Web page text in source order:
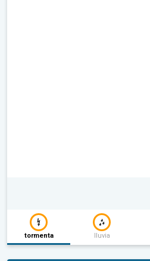
tormenta lluvia